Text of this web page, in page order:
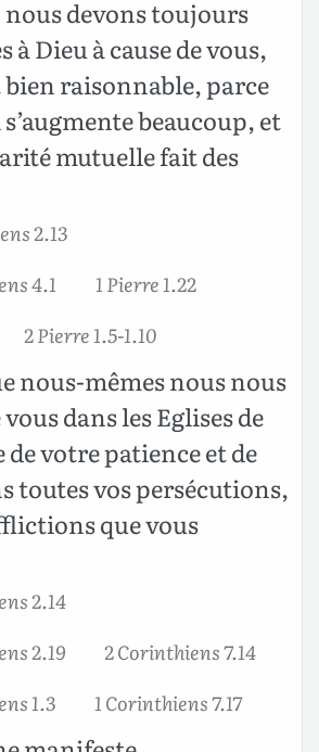
nous devons toujours
à Dieu à cause de vous,
raisonnable, parce
beaucoup, et
mutuelle fait des
2.13
4.1
1 Pierre 1.22
2 Pierre 1.5-1.10
nous-mêmes nous nous
dans les Eglises de
de votre patience et de
toutes vos persécutions,
que vous
2.14
2.19
2 Corinthiens 7.14
1.3
1 Corinthiens 7.17